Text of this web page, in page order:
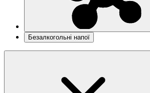
Безалкогольні напої